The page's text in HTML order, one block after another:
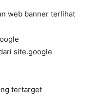
web banner terlihat
site.google
tertarget